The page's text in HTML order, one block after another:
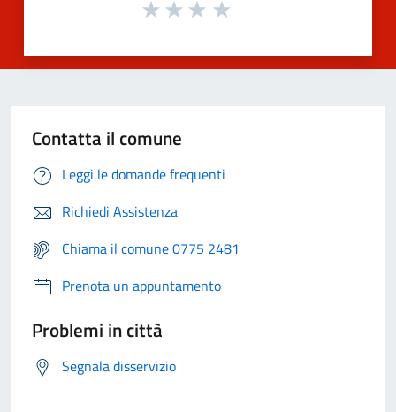
Contatta il comune
Leggi le domande frequenti
Richiedi Assistenza
Chiama il comune 0775 2481
Prenota un appuntamento
Problemi in città
Segnala disservizio